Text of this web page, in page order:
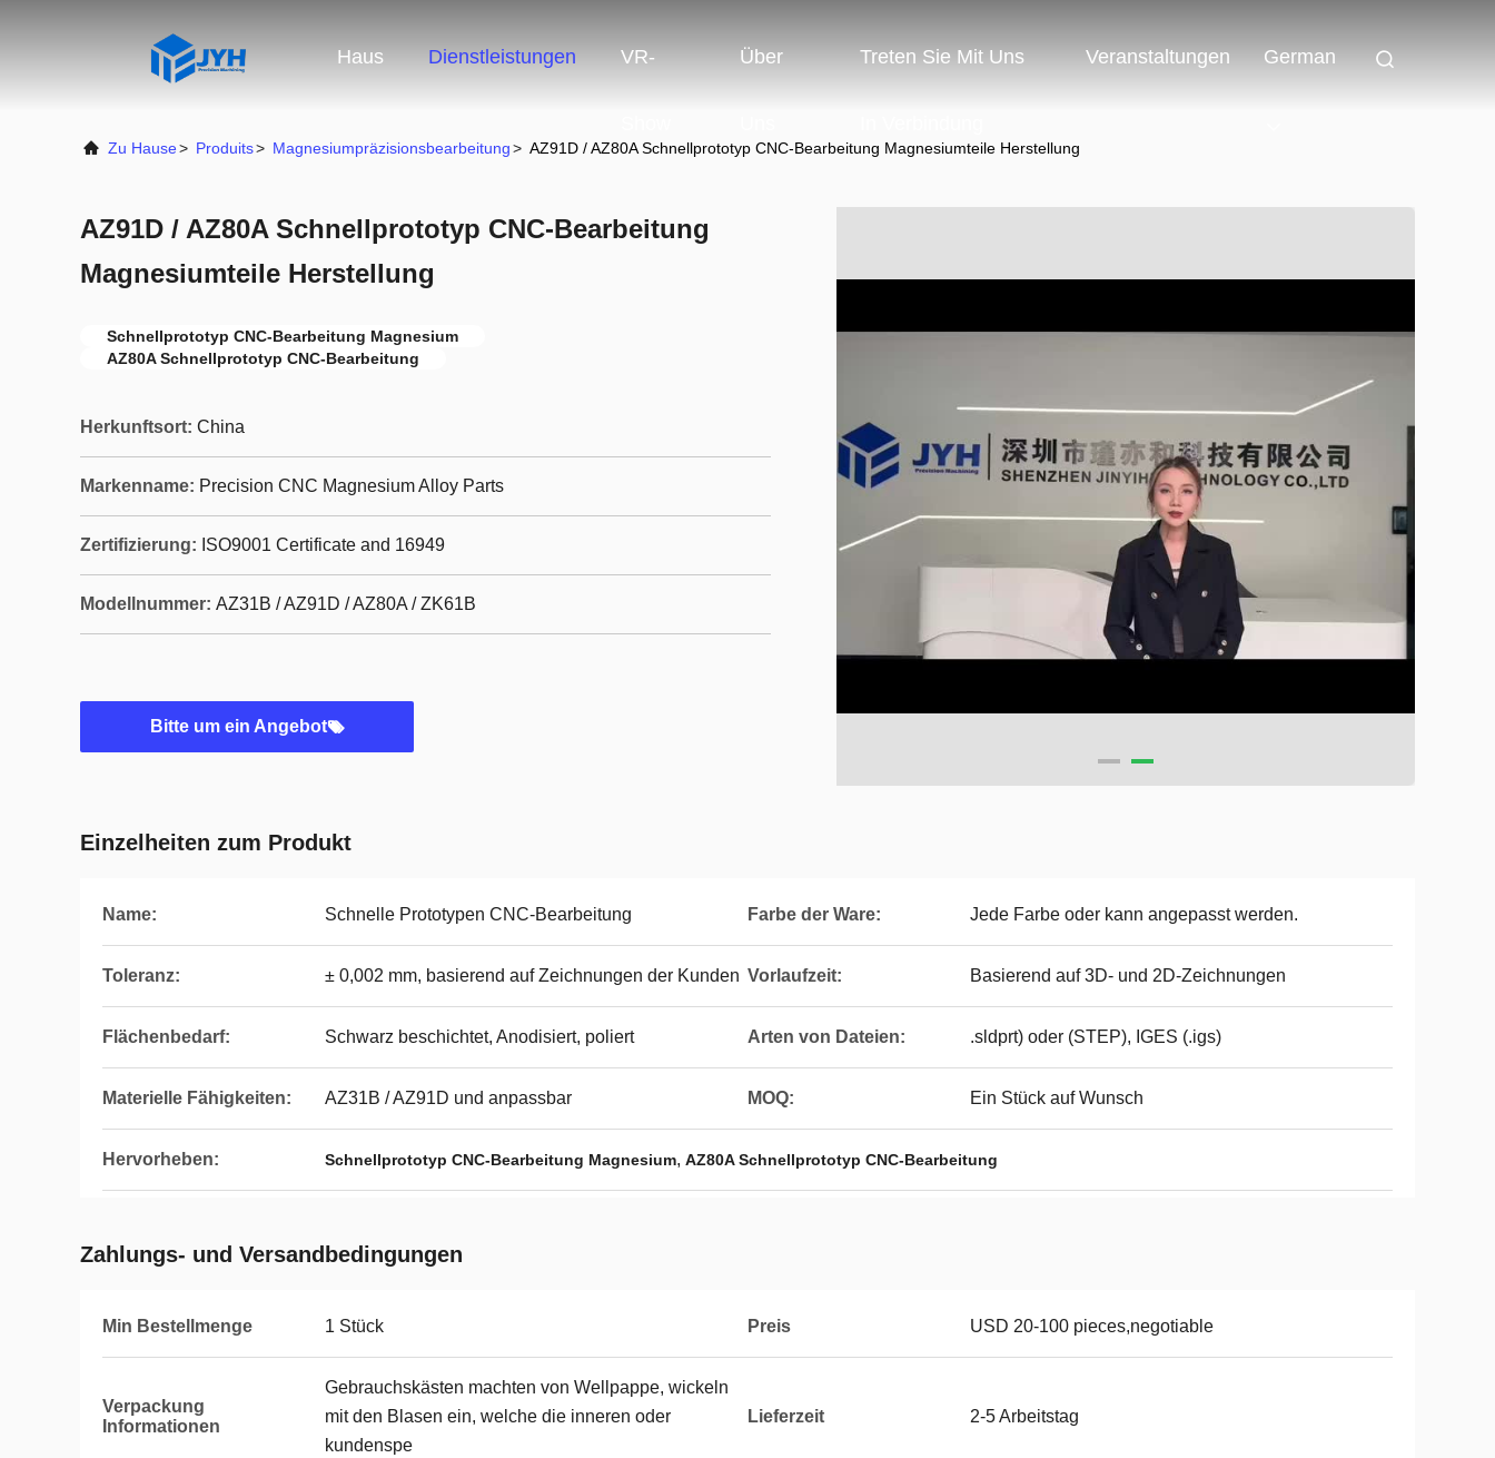
Haus Dienstleistungen VR- Über Treten Sie Mit Uns Veranstaltungen German
Zu Hause> Produits> Magnesiumpräzisionsbearbeitung> AZ91D / AZ80A Schnellprototyp CNC-Bearbeitung Magnesiumteile Herstellung
AZ91D / AZ80A Schnellprototyp CNC-Bearbeitung
Magnesiumteile Herstellung
Schnellprototyp CNC-Bearbeitung Magnesium
AZ80A Schnellprototyp CNC-Bearbeitung
Herkunftsort: China
Markenname: Precision CNC Magnesium Alloy Parts
Zertifizierung: ISO9001 Certificate and 16949
Modellnummer: AZ31B / AZ91D / AZ80A / ZK61B
Bitte um ein Angebot
Einzelheiten zum Produkt
Name: Schnelle Prototypen CNC-Bearbeitung Farbe der Ware: Jede Farbe oder kann angepasst werden.
Toleranz: ± 0,002 mm, basierend auf Zeichnungen der Kunden Vorlaufzeit: Basierend auf 3D- und 2D-Zeichnungen
Flächenbedarf: Schwarz beschichtet, Anodisiert, poliert Arten von Dateien: .sldprt) oder (STEP), IGES (.igs)
Materielle Fähigkeiten: AZ31B / AZ91D und anpassbar MOQ: Ein Stück auf Wunsch
Hervorheben: Schnellprototyp CNC-Bearbeitung Magnesium, AZ80A Schnellprototyp CNC-Bearbeitung
Zahlungs- und Versandbedingungen
Min Bestellmenge 1 Stück Preis USD 20-100 pieces,negotiable
Verpackung
Informationen
Gebrauchskästen machten von Wellpappe, wickeln
mit den Blasen ein, welche die inneren oder
kundenspe
Lieferzeit 2-5 Arbeitstag